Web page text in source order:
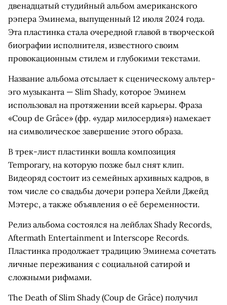
двенадцатый студийный альбом американского
рэпера Эминема, выпущенный 12 июля 2024 года.
Эта пластинка стала очередной главой в творческой
биографии исполнителя, известного своим
провокационным стилем и глубокими текстами.
Название альбома отсылает к сценическому альтер-
эго музыканта — Slim Shady, которое Эминем
использовал на протяжении всей карьеры. Фраза
«Coup de Grâce» (фр. «удар милосердия») намекает
на символическое завершение этого образа.
В трек-лист пластинки вошла композиция
Temporary, на которую позже был снят клип.
Видеоряд состоит из семейных архивных кадров, в
том числе со свадьбы дочери рэпера Хейли Джейд
Мэтерс, а также объявления о её беременности.
Релиз альбома состоялся на лейблах Shady Records,
Aftermath Entertainment и Interscope Records.
Пластинка продолжает традицию Эминема сочетать
личные переживания с социальной сатирой и
сложными рифмами.
The Death of Slim Shady (Coup de Grâce) получил